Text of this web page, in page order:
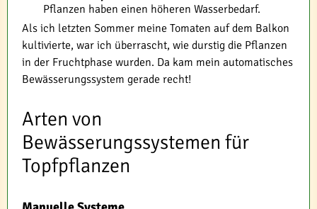
Pflanzen haben einen höheren Wasserbedarf.
Als ich letzten Sommer meine Tomaten auf dem Balkon
kultivierte, war ich überrascht, wie durstig die Pflanzen
in der Fruchtphase wurden. Da kam mein automatisches
Bewässerungssystem gerade recht!
Arten von
Bewässerungssystemen für
Topfpflanzen